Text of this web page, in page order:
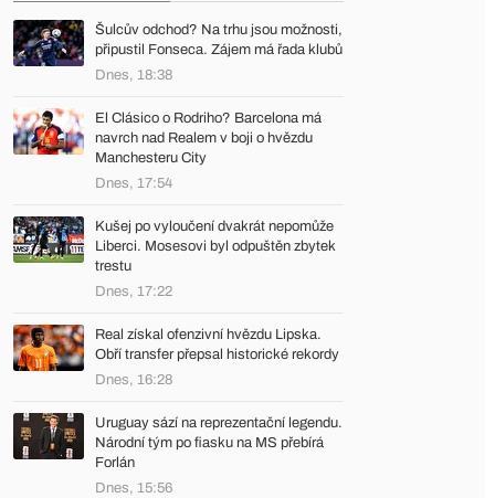
Šulcův odchod? Na trhu jsou možnosti,
připustil Fonseca. Zájem má řada klubů
Dnes, 18:38
El Clásico o Rodriho? Barcelona má
navrch nad Realem v boji o hvězdu
Manchesteru City
Dnes, 17:54
Kušej po vyloučení dvakrát nepomůže
Liberci. Mosesovi byl odpuštěn zbytek
trestu
Dnes, 17:22
Real získal ofenzivní hvězdu Lipska.
Obří transfer přepsal historické rekordy
Dnes, 16:28
Uruguay sází na reprezentační legendu.
Národní tým po fiasku na MS přebírá
Forlán
Dnes, 15:56